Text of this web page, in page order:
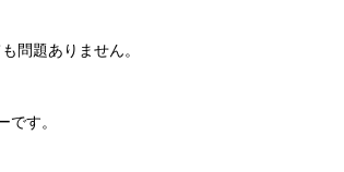
問題ありません。
す。